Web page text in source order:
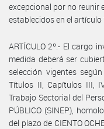
excepcional por no reunir
establecidos en el artículo
ARTÍCULO 2º.- El cargo
medida deberá ser
selección vigentes
Títulos II, Capítulos III,
Trabajo Sectorial del
PÚBLICO (SINEP),
del plazo de CIENTO